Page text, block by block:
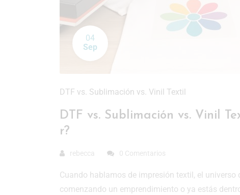
04
Sep
DTF vs. Sublimación vs. Vinil Textil
DTF vs. Sublimación vs. Vinil
r?
rebecca 0 Comentarios
Cuando hablamos de impresión textil, el
comenzando un emprendimiento o ya estás